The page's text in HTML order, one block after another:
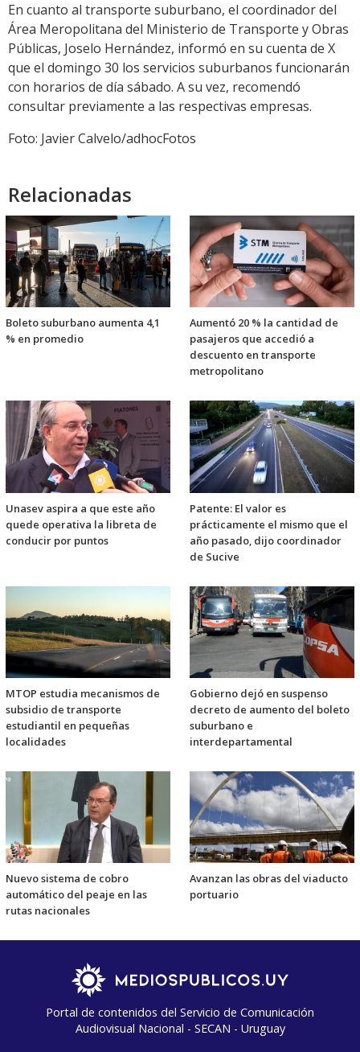
En cuanto al transporte suburbano, el coordinador del
Área Meropolitana del Ministerio de Transporte y Obras
Públicas, Joselo Hernández, informó en su cuenta de X
que el domingo 30 los servicios suburbanos funcionarán
con horarios de día sábado. A su vez, recomendó
consultar previamente a las respectivas empresas.
Foto: Javier Calvelo/adhocFotos
Relacionadas
Boleto suburbano aumenta 4,1
% en promedio
Aumentó 20 % la cantidad de
pasajeros que accedió a
descuento en transporte
metropolitano
Unasev aspira a que este año
quede operativa la libreta de
conducir por puntos
Patente: El valor es
prácticamente el mismo que el
año pasado, dijo coordinador
de Sucive
MTOP estudia mecanismos de
subsidio de transporte
estudiantil en pequeñas
localidades
Gobierno dejó en suspenso
decreto de aumento del boleto
suburbano e
interdepartamental
Nuevo sistema de cobro
automático del peaje en las
rutas nacionales
Avanzan las obras del viaducto
portuario
Portal de contenidos del Servicio de Comunicación
Audiovisual Nacional - SECAN - Uruguay